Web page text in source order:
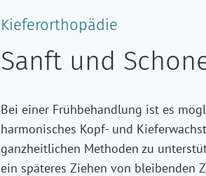
Kieferorthopädie
Sanft und
Bei einer Frühbehandlung ist es
harmonisches Kopf- und
ganzheitlichen Methoden zu
ein späteres Ziehen von bleibenden